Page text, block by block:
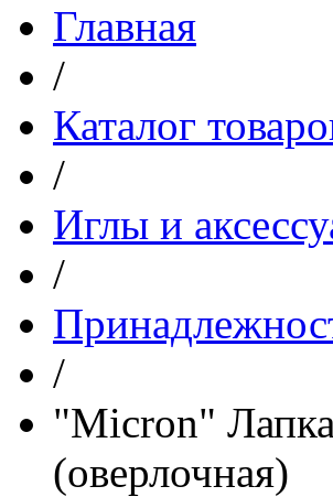
Главная
/
Каталог
/
Иглы и
/
/
"Micron"
(оверлочная)